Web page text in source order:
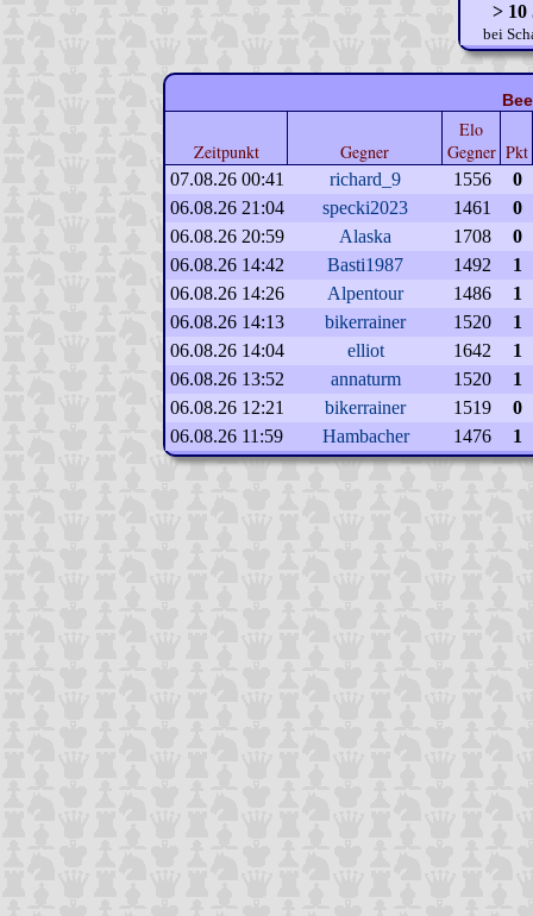
> 10
bei
Zeitpunkt Gegner
Elo
Gegner Pkt
07.08.26 00:41 richard_9 1556
0
06.08.26 21:04
specki2023 1461
0
06.08.26 20:59
Alaska 1708
0
06.08.26 14:42
Basti1987 1492
1
06.08.26 14:26
Alpentour 1486
1
06.08.26 14:13
bikerrainer 1520
1
06.08.26 14:04
elliot 1642
1
06.08.26 13:52
annaturm 1520
1
06.08.26 12:21
bikerrainer 1519
0
06.08.26 11:59
Hambacher 1476 1